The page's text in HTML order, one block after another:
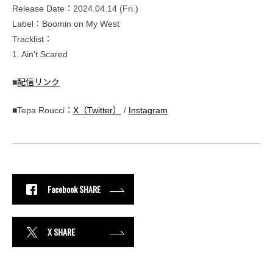
Release Date：2024.04.14 (Fri.)
Label：Boomin on My West
Tracklist：
1. Ain’t Scared
■配信リンク
■Tepa Roucci： X（Twitter） / Instagram
Facebook SHARE
X SHARE